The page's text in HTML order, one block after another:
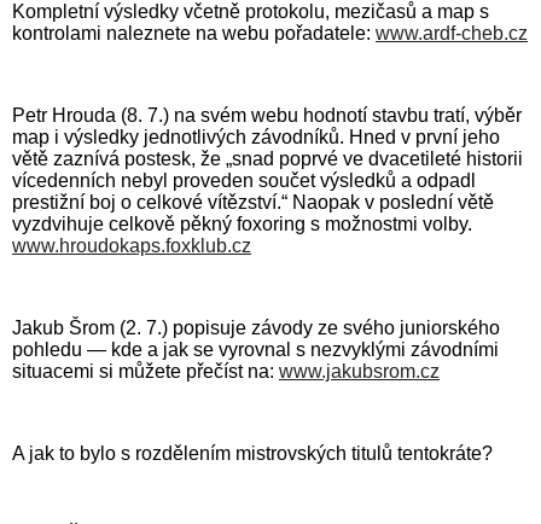
Kompletní výsledky včetně protokolu, mezičasů a map s
kontrolami naleznete na webu pořadatele: www.ardf-cheb.cz
Petr Hrouda (8. 7.) na svém webu hodnotí stavbu tratí, výběr
map i výsledky jednotlivých závodníků. Hned v první jeho
větě zaznívá postesk, že „snad poprvé ve dvacetileté historii
vícedenních nebyl proveden součet výsledků a odpadl
prestižní boj o celkové vítězství.“ Naopak v poslední větě
vyzdvihuje celkově pěkný foxoring s možnostmi volby.
www.hroudokaps.foxklub.cz
Jakub Šrom (2. 7.) popisuje závody ze svého juniorského
pohledu — kde a jak se vyrovnal s nezvyklými závodními
situacemi si můžete přečíst na: www.jakubsrom.cz
A jak to bylo s rozdělením mistrovských titulů tentokráte?